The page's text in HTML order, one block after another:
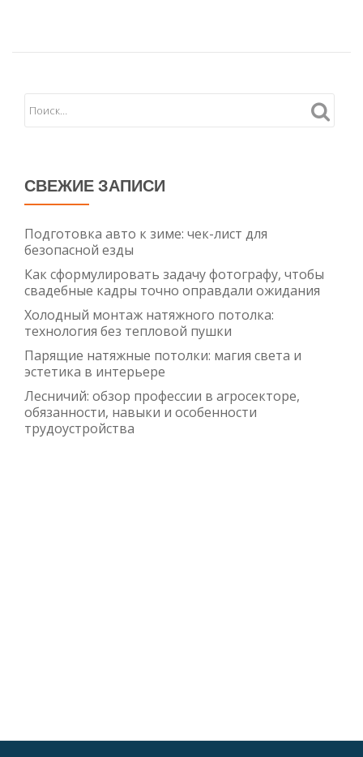
и
Забора:
Советы
СВЕЖИЕ ЗАПИСИ
Подготовка авто к зиме: чек-лист для
безопасной езды
Как сформулировать задачу фотографу, чтобы
свадебные кадры точно оправдали ожидания
Холодный монтаж натяжного потолка:
технология без тепловой пушки
Парящие натяжные потолки: магия света и
эстетика в интерьере
Лесничий: обзор профессии в агросекторе,
обязанности, навыки и особенности
трудоустройства